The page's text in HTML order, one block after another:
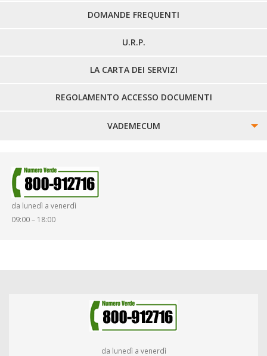
DOMANDE FREQUENTI
U.R.P.
LA CARTA DEI SERVIZI
REGOLAMENTO ACCESSO DOCUMENTI
VADEMECUM
SMARRIMENTO OGGETTI
da lunedì a venerdì
09:00 – 18:00
da lunedì a venerdì